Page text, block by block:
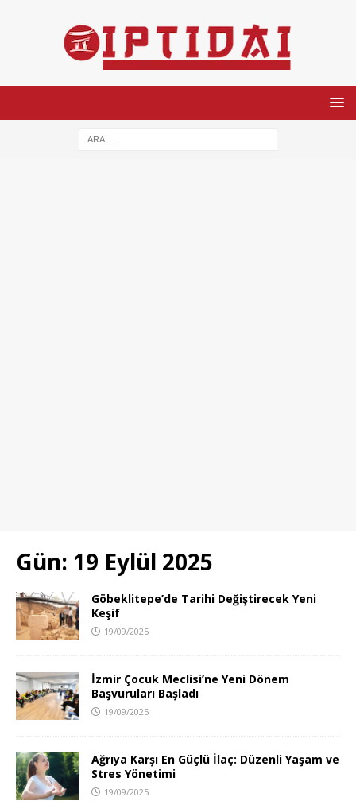
Gün: 19 Eylül 2025
Göbeklitepe’de Tarihi Değiştirecek Yeni
Keşif
19/09/2025
İzmir Çocuk Meclisi’ne Yeni Dönem
Başvuruları Başladı
19/09/2025
Ağrıya Karşı En Güçlü İlaç: Düzenli Yaşam ve
Stres Yönetimi
19/09/2025